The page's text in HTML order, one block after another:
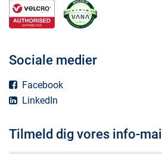
Sociale medier
Facebook
LinkedIn
Tilmeld dig vores info-mail